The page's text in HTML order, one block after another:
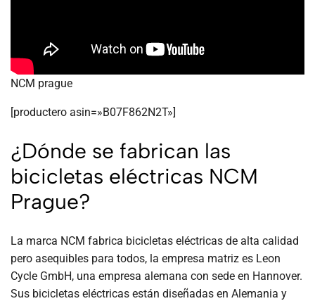
NCM prague
[productero asin=»B07F862N2T»]
¿Dónde se fabrican las
bicicletas eléctricas NCM
Prague?
La marca NCM fabrica bicicletas eléctricas de alta calidad
pero asequibles para todos, la empresa matriz es Leon
Cycle GmbH, una empresa alemana con sede en Hannover.
Sus bicicletas eléctricas están diseñadas en Alemania y